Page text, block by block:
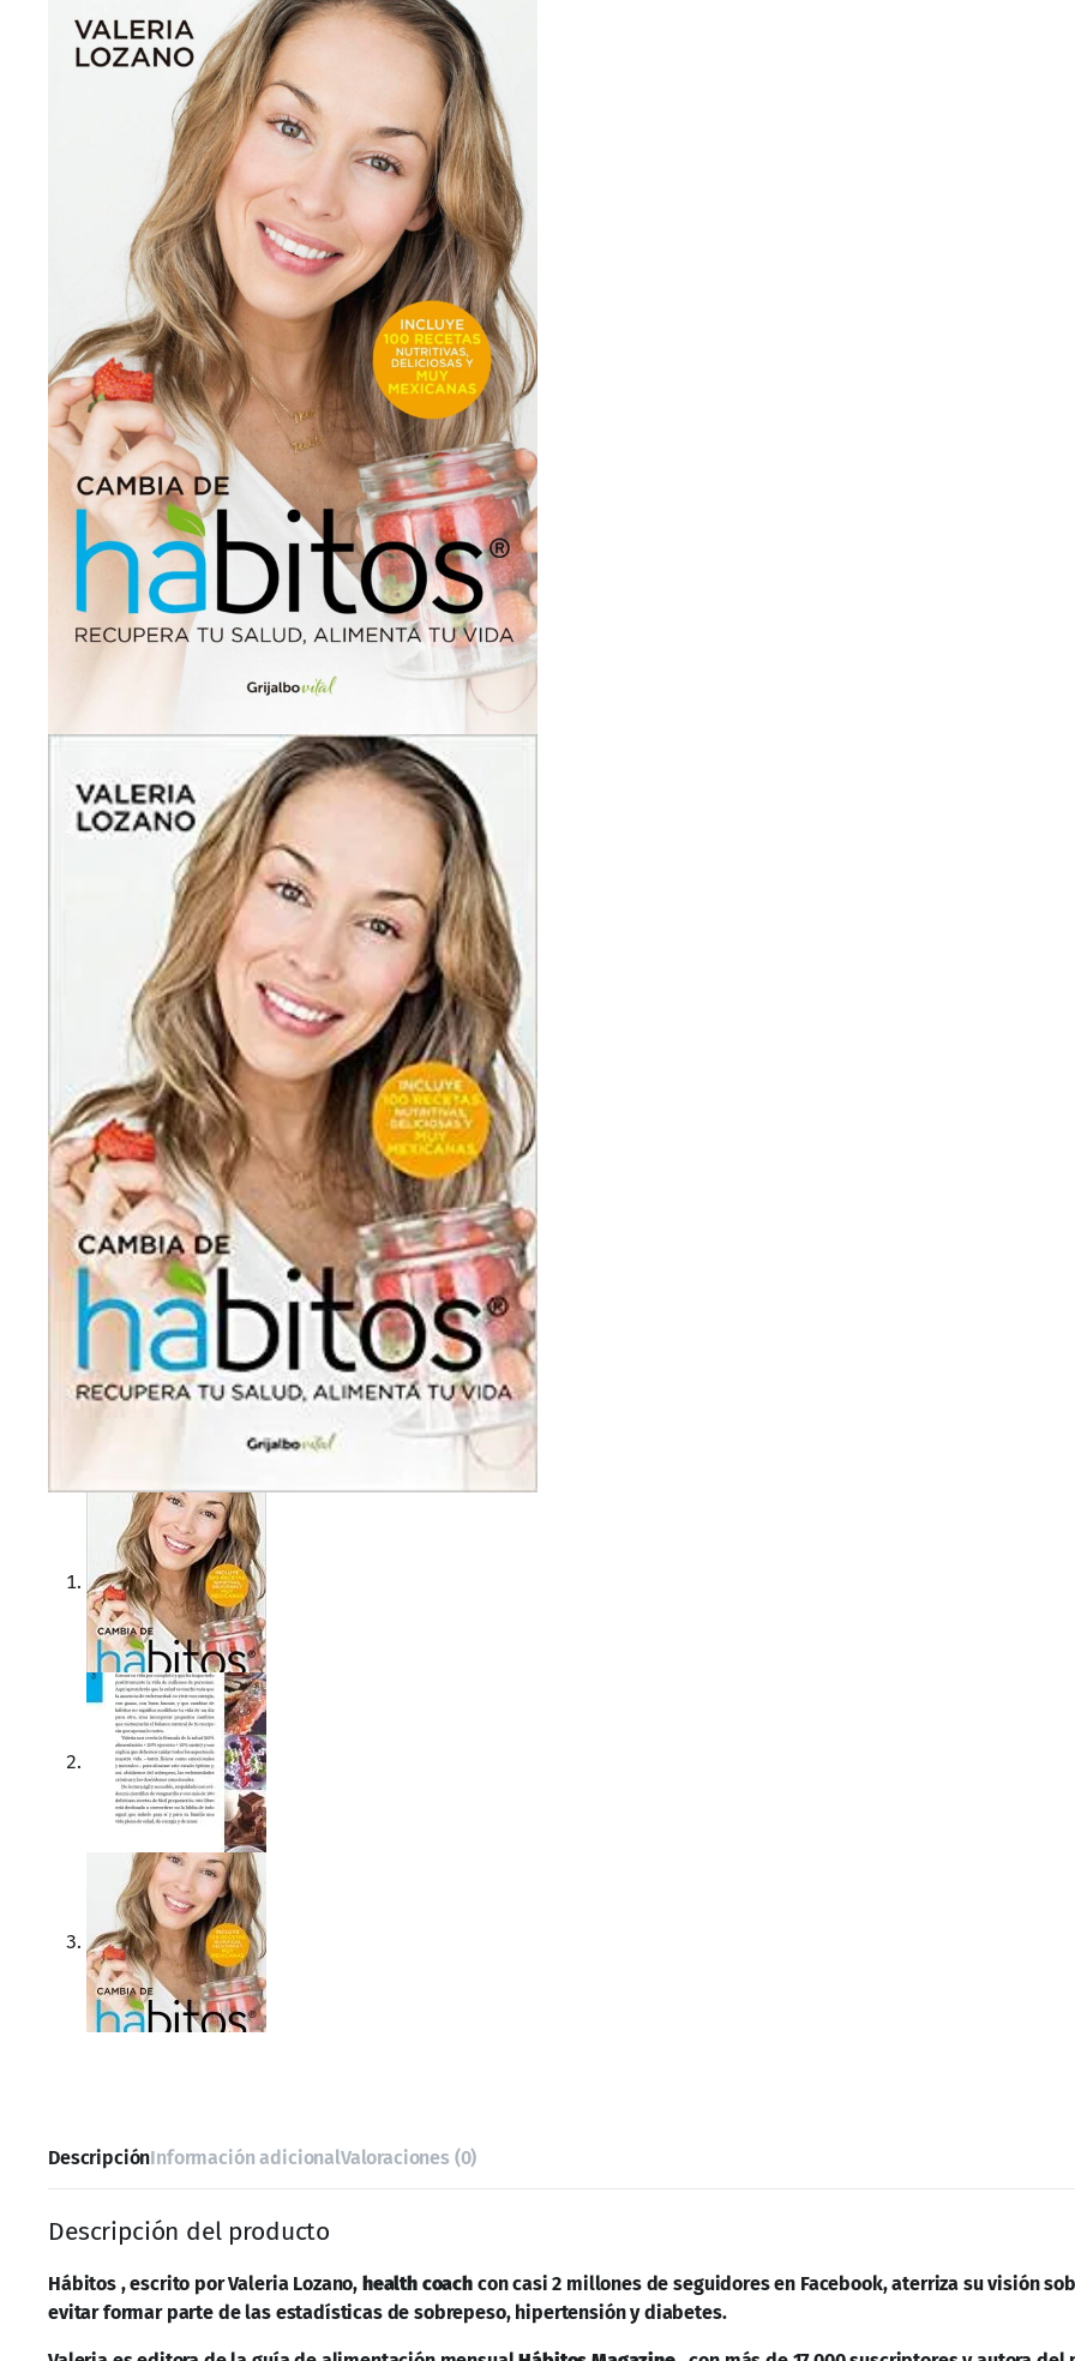
La comprensión y el respeto por los procesos naturales del organismo.
Como colofón a su propuesta, Valeria nos ofrece unprograma de tres fases
camino de la salud.
Biografía del autor
Valeria Lozano Arias es administradora de empresas egresada del Instituto Tecnológico y de Estudios Superiores de
por la misma institución. Es health coach egresada del Institute of Integrative Nutrition de Nueva York. Es instructora
autora del programaCambia de hábitos , con más de 12 000 descargas, y editora de la guía de alimentación mensual
cofundadora de La Casa del Juego y directora de Hábitos Health Coaching, un programa que promueve un cambio de
comunidad hispanoparlante. Su página de Facebook, Hábitos, tiene más de un millón de seguidores.
Detalles del producto
Pasta blanda:368 páginas
Editor:Penguin Random House Grupo Editorial SA de CV (1 de mayo de 2016)
Idioma:Español
ISBN-10:6073143605
ISBN-13:978-6073143608
Dimensiones del producto:15.2 x 2.5 x 23.1 cm
Peso del enví­o:
481 g
Productos Relacionados
Pequeño cerdo capitalista. Inversiones:
Para hippies, yuppies y bohemios
$259.00
Leer más
Sin Existencia
La Dieta del Cuerpazo: Plan Para
Transformar Tu Cuerpo Radicalmente En
28 Días
$401.00
Sin Existencia